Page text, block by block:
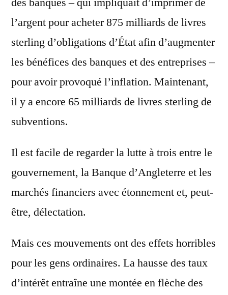
l’argent pour acheter 875 milliards de livres
sterling d’obligations d’État afin d’augmenter
les bénéfices des banques et des entreprises –
pour avoir provoqué l’inflation. Maintenant,
il y a encore 65 milliards de livres sterling de
subventions.
Il est facile de regarder la lutte à trois entre le
gouvernement, la Banque d’Angleterre et les
marchés financiers avec étonnement et, peut-
être, délectation.
Mais ces mouvements ont des effets horribles
pour les gens ordinaires. La hausse des taux
d’intérêt entraîne une montée en flèche des